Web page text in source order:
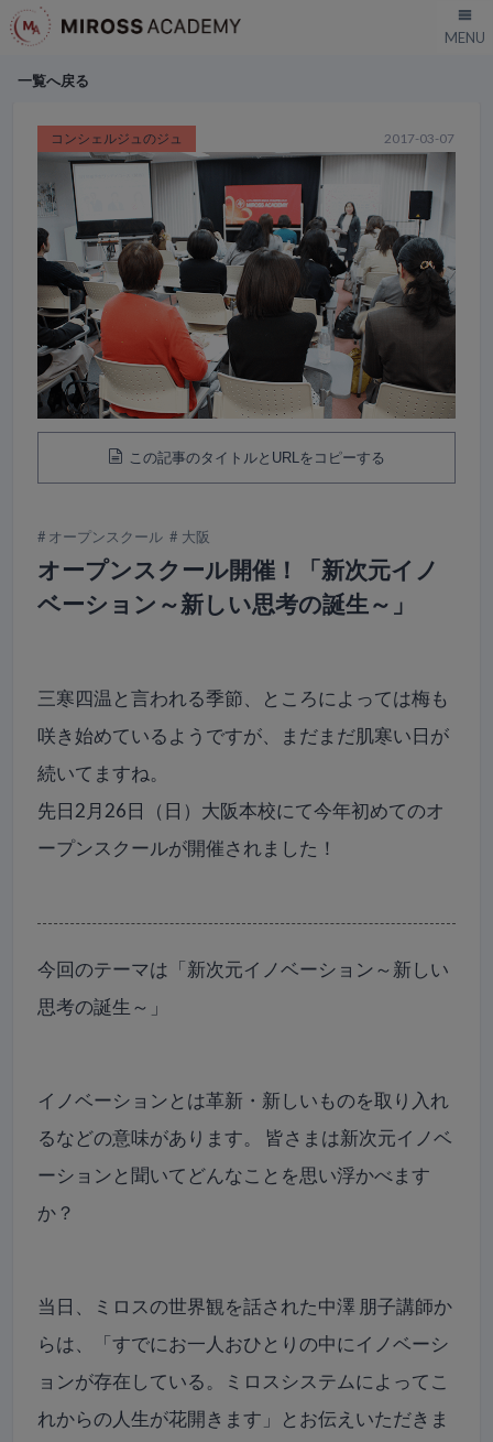
一覧へ戻る
2017-03-07
コンシェルジュのジュ
この記事のタイトルとURLをコピーする
オープンスクール 大阪
オープンスクール開催！「新次元イノ
ベーション～新しい思考の誕生～」
三寒四温と言われる季節、ところによっては梅も
咲き始めているようですが、まだまだ肌寒い日が
続いてますね。
先日2月26日（日）大阪本校にて今年初めてのオ
ープンスクールが開催されました！
今回のテーマは「新次元イノベーション～新しい
思考の誕生～」
イノベーションとは革新・新しいものを取り入れ
るなどの意味があります。 皆さまは新次元イノベ
ーションと聞いてどんなことを思い浮かべます
か？
当日、ミロスの世界観を話された中澤 朋子講師か
らは、「すでにお一人おひとりの中にイノベーシ
ョンが存在している。ミロスシステムによってこ
れからの人生が花開きます」とお伝えいただきま